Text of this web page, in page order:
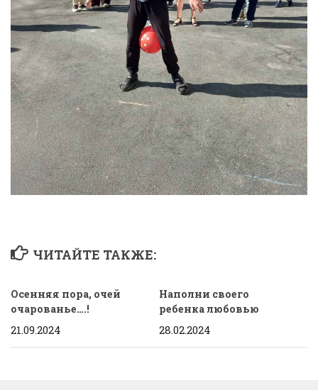
ЧИТАЙТЕ ТАКЖЕ:
Осенняя пора, очей
очарованье….!
21.09.2024
Наполни своего
ребенка любовью
28.02.2024